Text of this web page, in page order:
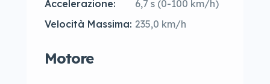
Accelerazione:
6,7 s (0-100 km/h)
Velocità Massima: 235,0 km/h
Motore